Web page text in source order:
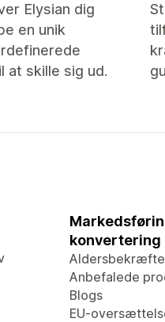
Elysian dig
en unik
at skille sig ud.
konvertering
Anbefalede
Blogs
EU-